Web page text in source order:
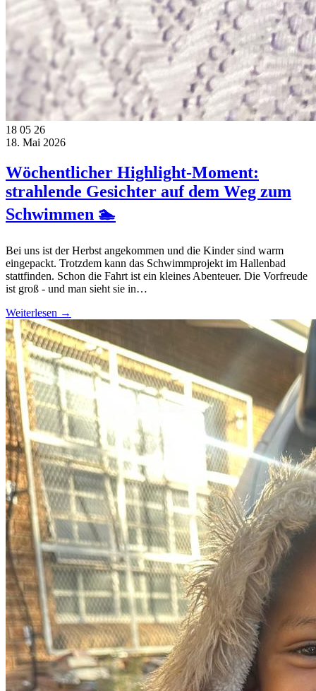
18 05 26
18. Mai 2026
Wöchentlicher Highlight-Moment:
strahlende Gesichter auf dem Weg zum
Schwimmen 🏊
Bei uns ist der Herbst angekommen und die Kinder sind warm
eingepackt. Trotzdem kann das Schwimmprojekt im Hallenbad
stattfinden. Schon die Fahrt ist ein kleines Abenteuer. Die Vorfreude
ist groß - und man sieht sie in…
Weiterlesen →